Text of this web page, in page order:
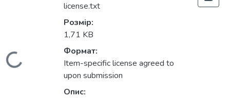
license.txt
Розмір:
1,71 KB
Формат:
Item-specific license agreed to
upon submission
Опис: